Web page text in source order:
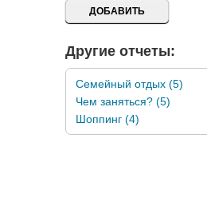
Другие отчеты:
Семейный отдых (5)
Чем заняться? (5)
Шоппинг (4)